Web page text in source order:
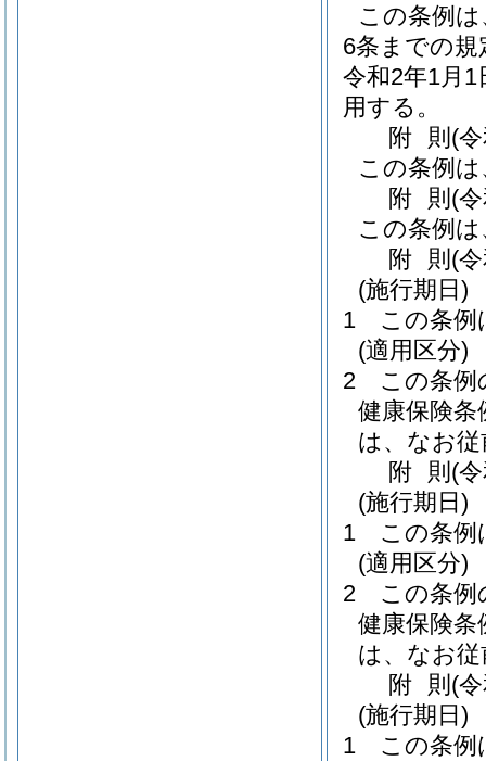
この条例
6条までの規
令和2年1月
用する。
附 則 (
この条例
附 則 (
この条例
附 則 (
(施行期日)
1
この条例
(適用区分)
2
この条例
健康保険
は、なお
附 則 (
(施行期日)
1
この条例
(適用区分)
2
この条例
健康保険
は、なお
附 則 (
(施行期日)
1
この条例